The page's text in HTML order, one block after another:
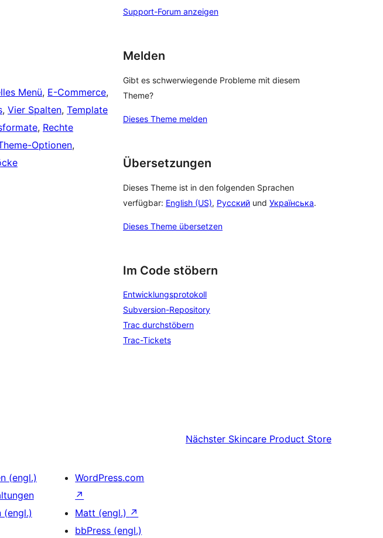
Menü, E-Commerce
, Vier Spalten, Template
, Rechte
Optionen
Support-Forum anzeigen
Melden
Gibt es schwerwiegende Probleme mit diesem
Theme?
Dieses Theme melden
Übersetzungen
Dieses Theme ist in den folgenden Sprachen
verfügbar: English (US), Русский und Українська.
Dieses Theme übersetzen
Im Code stöbern
Entwicklungsprotokoll
Subversion-Repository
Trac durchstöbern
Trac-Tickets
Nächster Skincare Product Store
(engl.)
(engl.)
WordPress.com
↗
Matt (engl.) ↗
bbPress (engl.)